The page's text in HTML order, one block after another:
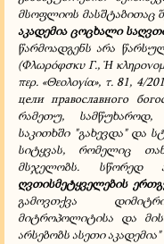
მსოფლიოს მასშტაბითაც
აკადემია ცოცხალი
წარმოადგენს არა
(Φλωρόφσκυ Γ., Ἡ
περ. «Θεολογία», τ. 81, 4/
цели православного
რამეთუ,
საკითხში "გახევდა" და
სიტყვას, რომელიც
მსჯელობს. სწორედ
ღვთისმეტყველების
გამოვთქვა
მიტროპოლიტისა და
არსებობს ასეთი აკადემია"